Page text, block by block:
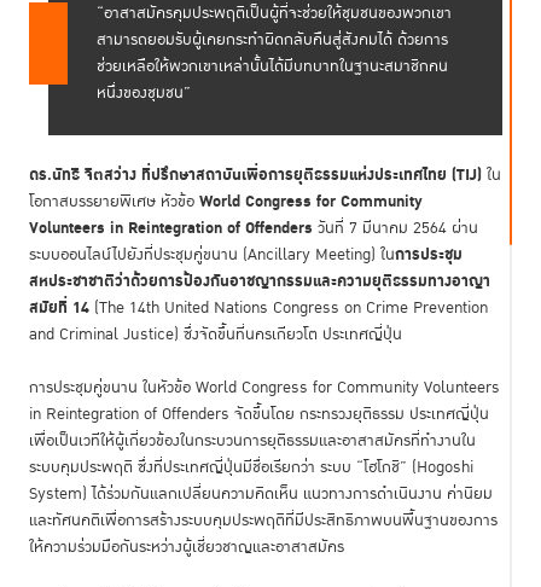
“อาสาสมัครคุมประพฤติเป็นผู้ที่จะช่วยให้ชุมชนของพวกเขา
สามารถยอมรับผู้เคยกระทำผิดกลับคืนสู่สังคมได้ ด้วยการ
ช่วยเหลือให้พวกเขาเหล่านั้นได้มีบทบาทในฐานะสมาชิกคน
หนึ่งของชุมชน”
ดร.นัทธี จิตสว่าง ที่ปรึกษาสถาบันเพื่อการยุติธรรมแห่งประเทศไทย (TIJ) ใน
โอกาสบรรยายพิเศษ หัวข้อ World Congress for Community
Volunteers in Reintegration of Offenders วันที่ 7 มีนาคม 2564 ผ่าน
ระบบออนไลน์ไปยังที่ประชุมคู่ขนาน (Ancillary Meeting) ในการประชุม
สหประชาชาติว่าด้วยการป้องกันอาชญากรรมและความยุติธรรมทางอาญา
สมัยที่ 14 (The 14th United Nations Congress on Crime Prevention
and Criminal Justice) ซึ่งจัดขึ้นที่นครเกียวโต ประเทศญี่ปุ่น
การประชุมคู่ขนาน ในหัวข้อ World Congress for Community Volunteers
in Reintegration of Offenders จัดขึ้นโดย กระทรวงยุติธรรม ประเทศญี่ปุ่น
เพื่อเป็นเวทีให้ผู้เกี่ยวข้องในกระบวนการยุติธรรมและอาสาสมัครที่ทำงานใน
ระบบคุมประพฤติ ซึ่งที่ประเทศญี่ปุ่นมีชื่อเรียกว่า ระบบ “โฮโกชิ” (Hogoshi
System) ได้ร่วมกันแลกเปลี่ยนความคิดเห็น แนวทางการดำเนินงาน ค่านิยม
และทัศนคติเพื่อการสร้างระบบคุมประพฤติที่มีประสิทธิภาพบนพื้นฐานของการ
ให้ความร่วมมือกันระหว่างผู้เชี่ยวชาญและอาสาสมัคร